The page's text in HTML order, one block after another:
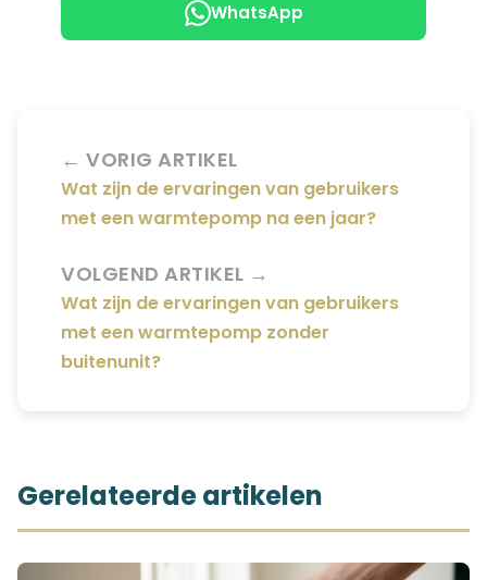
WhatsApp
← VORIG ARTIKEL
Wat zijn de ervaringen van gebruikers
met een warmtepomp na een jaar?
VOLGEND ARTIKEL →
Wat zijn de ervaringen van gebruikers
met een warmtepomp zonder
buitenunit?
Gerelateerde artikelen